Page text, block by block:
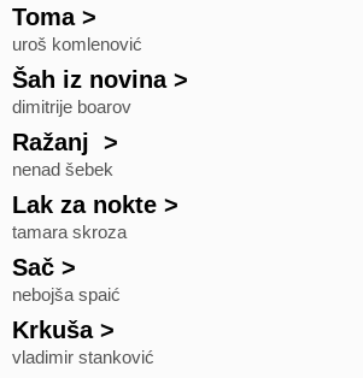
Toma>
uroš komlenović
Šah iz novina>
dimitrije boarov
Ražanj >
nenad šebek
Lak za nokte >
tamara skroza
Sač >
nebojša spaić
Krkuša>
vladimir stanković